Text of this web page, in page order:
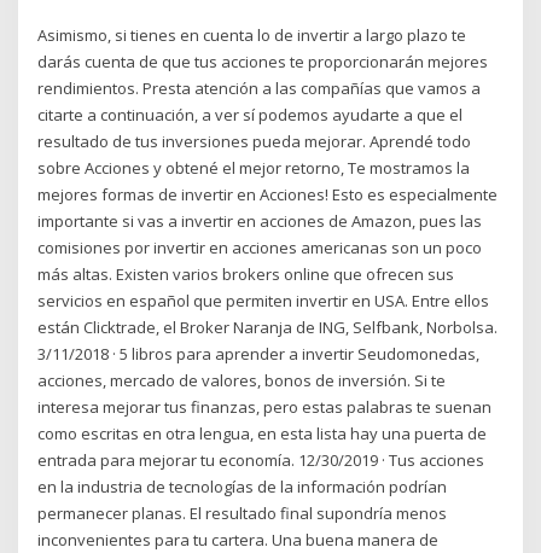
Asimismo, si tienes en cuenta lo de invertir a largo plazo te
darás cuenta de que tus acciones te proporcionarán mejores
rendimientos. Presta atención a las compañías que vamos a
citarte a continuación, a ver sí podemos ayudarte a que el
resultado de tus inversiones pueda mejorar. Aprendé todo
sobre Acciones y obtené el mejor retorno, Te mostramos la
mejores formas de invertir en Acciones! Esto es especialmente
importante si vas a invertir en acciones de Amazon, pues las
comisiones por invertir en acciones americanas son un poco
más altas. Existen varios brokers online que ofrecen sus
servicios en español que permiten invertir en USA. Entre ellos
están Clicktrade, el Broker Naranja de ING, Selfbank, Norbolsa.
3/11/2018 · 5 libros para aprender a invertir Seudomonedas,
acciones, mercado de valores, bonos de inversión. Si te
interesa mejorar tus finanzas, pero estas palabras te suenan
como escritas en otra lengua, en esta lista hay una puerta de
entrada para mejorar tu economía. 12/30/2019 · Tus acciones
en la industria de tecnologías de la información podrían
permanecer planas. El resultado final supondría menos
inconvenientes para tu cartera. Una buena manera de